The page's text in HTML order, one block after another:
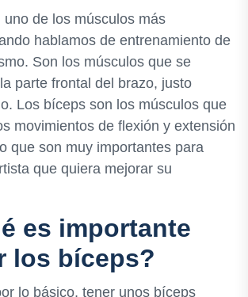
de los músculos más
hablamos de entrenamiento de
Son los músculos que se
parte frontal del brazo, justo
Los bíceps son los músculos que
movimientos de flexión y extensión
que son muy importantes para
que quiera mejorar su
es importante
los bíceps?
lo básico, tener unos bíceps